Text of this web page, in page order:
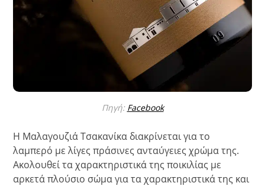
Πηγή: Facebook
Η Μαλαγουζιά Τσακανίκα διακρίνεται για το
λαμπερό με λίγες πράσινες ανταύγειες χρώμα της.
Ακολουθεί τα χαρακτηριστικά της ποικιλίας με
αρκετά πλούσιο σώμα για τα χαρακτηριστικά της και